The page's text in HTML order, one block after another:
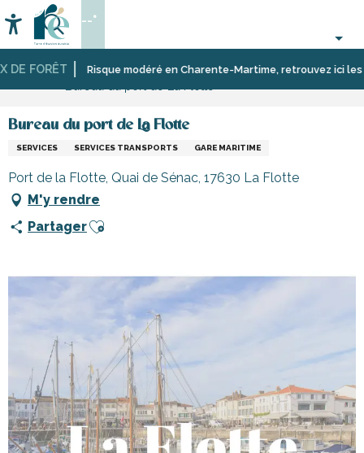
au
contenu
principal
FORÊT Risque modéré en Charente-Martime, retrouvez ici les
Accessibilité
Recherche
--°
Accueil S’informerCommerces,
services
Commerces
de
Bureau du port de La Flotte
SERVICES SERVICES TRANSPORTS GARE MARITIME
Port de la Flotte, Quai de Sénac, 17630 La Flotte
M'y rendre
PartagerAjouter aux favoris